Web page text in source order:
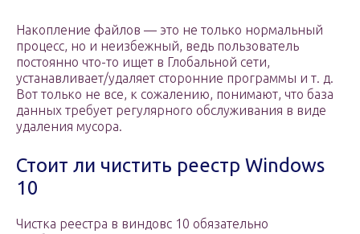
Накопление файлов — это не только нормальный
процесс, но и неизбежный, ведь пользователь
постоянно что-то ищет в Глобальной сети,
устанавливает/удаляет сторонние программы и т. д.
Вот только не все, к сожалению, понимают, что база
данных требует регулярного обслуживания в виде
удаления мусора.
Стоит ли чистить реестр Windows
10
Чистка реестра в виндовс 10 обязательно